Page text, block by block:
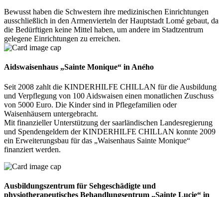
Bewusst haben die Schwestern ihre medizinischen Einrichtungen
ausschließlich in den Armenvierteln der Hauptstadt Lomé gebaut, da
die Bedürftigen keine Mittel haben, um andere im Stadtzentrum
gelegene Einrichtungen zu erreichen.
Aidswaisenhaus „Sainte Monique“ in Aného
Seit 2008 zahlt die KINDERHILFE CHILLAN für die Ausbildung
und Verpflegung von 100 Aidswaisen einen monatlichen Zuschuss
von 5000 Euro. Die Kinder sind in Pflegefamilien oder
Waisenhäusern untergebracht.
Mit finanzieller Unterstützung der saarländischen Landesregierung
und Spendengeldern der KINDERHILFE CHILLAN konnte 2009
ein Erweiterungsbau für das „Waisenhaus Sainte Monique“
finanziert werden.
Ausbildungszentrum für Sehgeschädigte und
physiotherapeutisches Behandlungsentrum „Sainte Lucie“ in